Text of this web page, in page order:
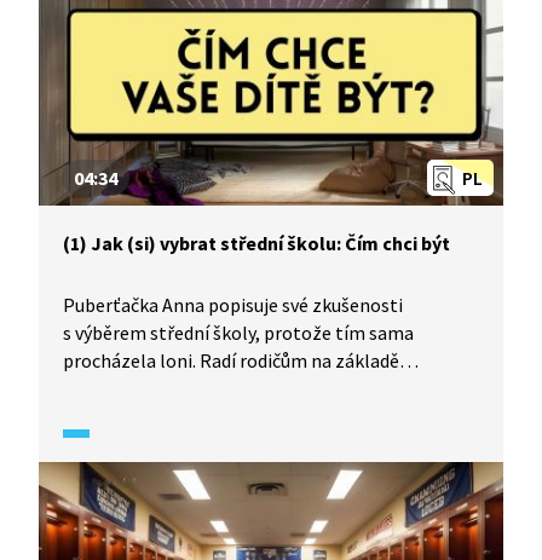
PL
04:34
(1) Jak (si) vybrat střední školu: Čím chci být
Puberťačka Anna popisuje své zkušenosti
s výběrem střední školy, protože tím sama
procházela loni. Radí rodičům na základě
v dospělosti být a kam budou směřovat.